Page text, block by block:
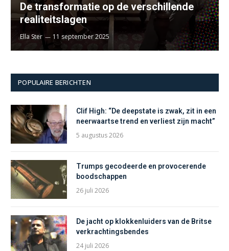
De transformatie op de verschillende
realiteitslagen
Ella Ster 11 september 2025
POPULAIRE BERICHTEN
Clif High: “De deepstate is zwak, zit in een
neerwaartse trend en verliest zijn macht”
5 augustus 2026
Trumps gecodeerde en provocerende
boodschappen
26 juli 2026
De jacht op klokkenluiders van de Britse
verkrachtingsbendes
24 juli 2026